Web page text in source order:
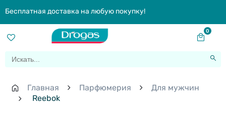
Бесплатная доставка на любую покупку!
0
Главная Парфюмерия
Для мужчин
Reebok